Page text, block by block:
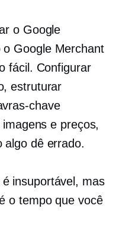
o Google
o Google Merchant
fácil. Configurar
estruturar
chave
e preços,
algo dê errado.
insuportável, mas
o tempo que você